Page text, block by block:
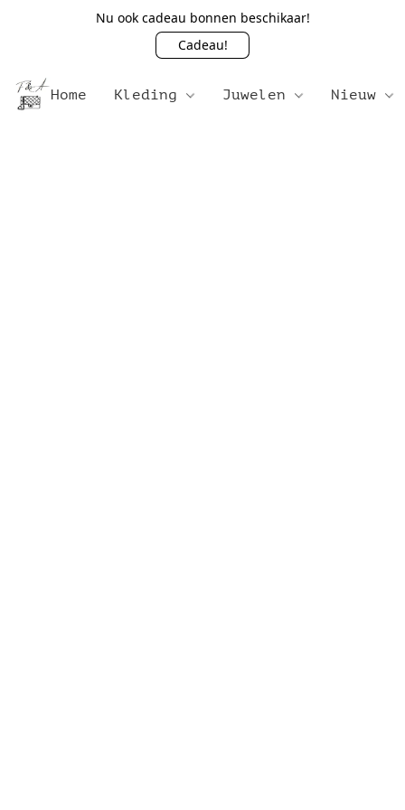
Nu ook cadeau bonnen beschikaar!
Cadeau!
Home Kleding Juwelen Nieuw